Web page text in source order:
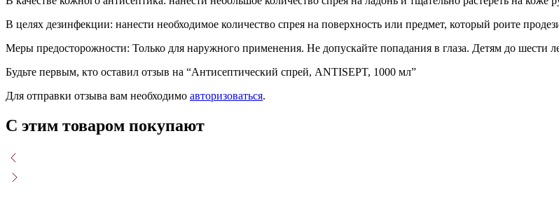
В целях дезинфекции: нанести необходимое количество спрея на поверхность или предмет, который роите
Меры предосторожности: Только для наружного применения. Не допускайте попадания в глаза. Детям до шести
Будьте первым, кто оставил отзыв на “Антисептический спрей, ANTISEPT, 1000 мл”
Для отправки отзыва вам необходимо авторизоваться.
С этим товаром покупают